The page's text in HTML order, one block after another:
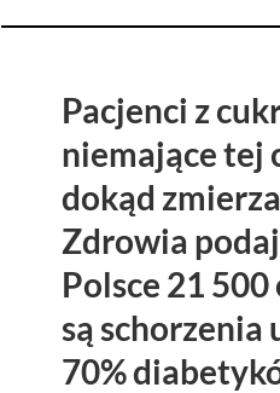
Pacjenci z
niemające tej
dokąd
Zdrowia
Polsce 21
są schorzenia
70%